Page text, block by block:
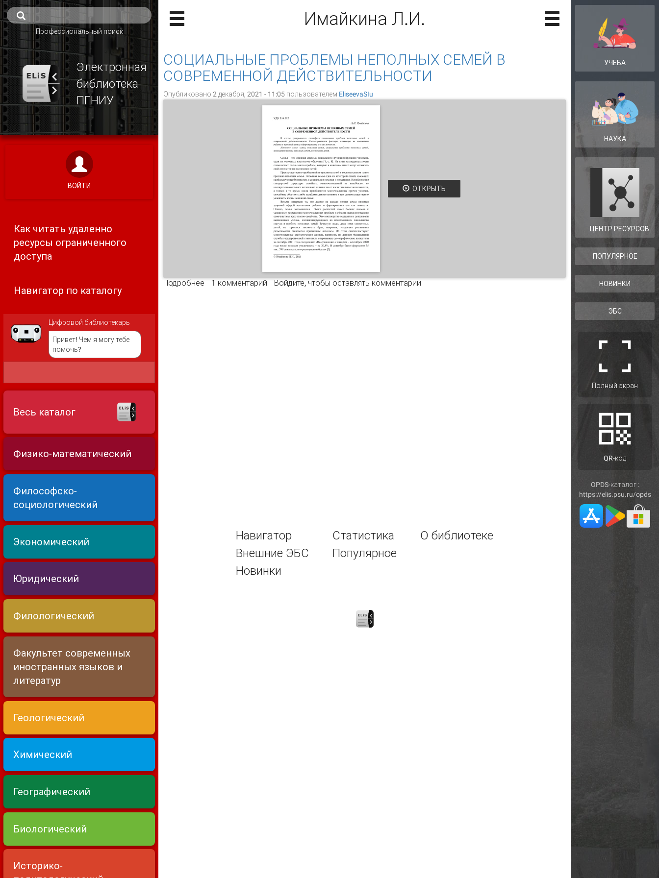
Профессиональный поиск
Электронная
библиотека
ПГНИУ
ВОЙТИ
Как читать удаленно
ресурсы ограниченного
доступа
Навигатор по каталогу
Цифровой библиотекарь
Привет! Чем я могу тебе
помочь?
Весь каталог
Физико-математический
Философско-
социологический
Экономический
Юридический
Филологический
Факультет современных
иностранных языков и
литератур
Геологический
Химический
Географический
Биологический
Историко-
Имайкина Л.И.
СОЦИАЛЬНЫЕ ПРОБЛЕМЫ НЕПОЛНЫХ СЕМЕЙ В
СОВРЕМЕННОЙ ДЕЙСТВИТЕЛЬНОСТИ
Опубликовано 2 декабря, 2021 - 11:05 пользователем EliseevaSIu
ОТКРЫТЬ
Подробнее о СОЦИАЛЬНЫЕ ПРОБЛЕМЫ НЕПОЛНЫХ СЕМЕЙ В СОВРЕМЕННОЙ ДЕЙСТВИТЕЛЬНОСТИ
1 комментарий Войдите, чтобы оставлять комментарии
Навигатор
Внешние ЭБС
Новинки
Статистика
Популярное
О библиотеке
УЧЕБА
НАУКА
ЦЕНТР РЕСУРСОВ
ПОПУЛЯРНОЕ
НОВИНКИ
ЭБС
Полный экран
QR-код
OPDS-каталог :
https://elis.psu.ru/opds